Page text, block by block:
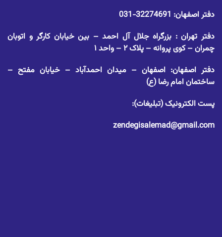
دفتر اصفهان: 32274691-031
دفتر تهران : بزرگراه جلال آل احمد – بین خیابان کارگر و اتوبان
چمران – کوی پروانه – پلاک ۲ – واحد ۱
دفتر اصفهان: اصفهان – میدان احمدآباد – خیابان مفتح –
ساختمان امام رضا (ع)
پست الکترونیک (تبلیغات):
zendegisalemad@gmail.com